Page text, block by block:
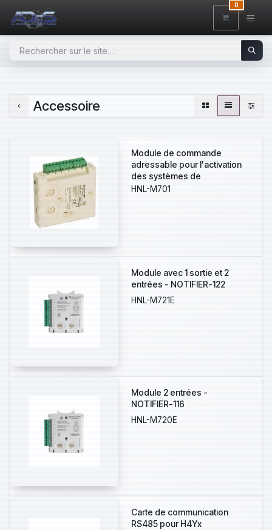
0
Accessoire
Module de commande
adressable pour l'activation
des systèmes de
signalisation, portes, clapets
HNL-M701
Module avec 1 sortie et 2
entrées - NOTIFIER-122
HNL-M721E
Module 2 entrées -
NOTIFIER-116
HNL-M720E
Carte de communication
RS485 pour H4Yx